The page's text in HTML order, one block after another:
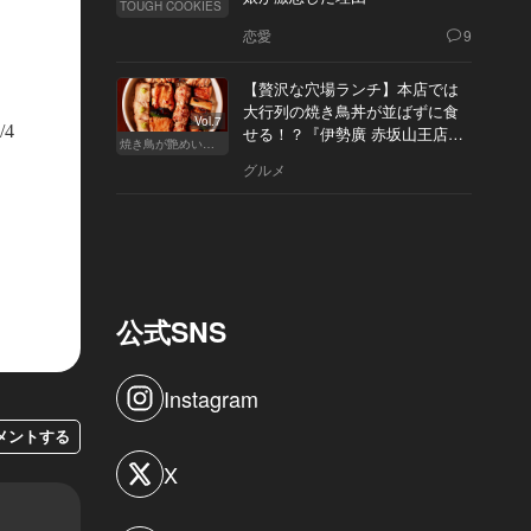
4
ントする
TOUGH COOKIES
恋愛 9
Vol.7
焼き鳥が艶めいてきた
【贅沢な穴場ランチ】本店では
大行列の焼き鳥丼が並ばずに食
せる！？『伊勢廣 赤坂山王店』
グルメ
公式SNS
Instagram
X